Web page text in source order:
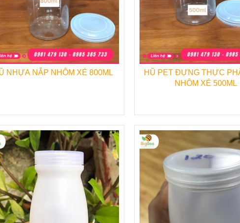
sản phẩm cũng như về các sản phẩm khác của Công
thông tin liên hệ dưới đây.
SẢN PHẨM BAO BÌ DÙNG 1 LẦN DO THU HỒNG CUNG
phở, bún. ♦ Chai nhựa đựng nước sâm, trà sữa.
bánh sinh
♦ Hộp nhựa tròn, chữ nhật đựng thực
phẩm.
Khay-vỉ đựng trứng, đựng bánh kẹo.
Hũ nhựa nắp nhôm – hũ nhựa đựng
sữa chua.
Tô, chén, dao, muỗng, nĩa, ống hút
NHỰA NẮP NHÔM XÉ 800ML
HŨ PET ĐỰNG THỰC
NHÔM XÉ 500ML